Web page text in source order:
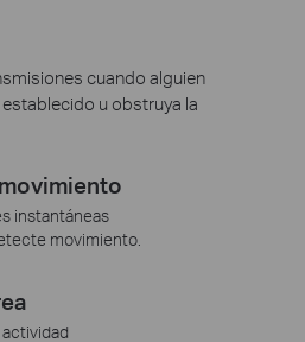
cuando alguien
u obstruya la
instantáneas
movimiento.